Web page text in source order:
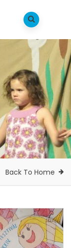
Back To Home